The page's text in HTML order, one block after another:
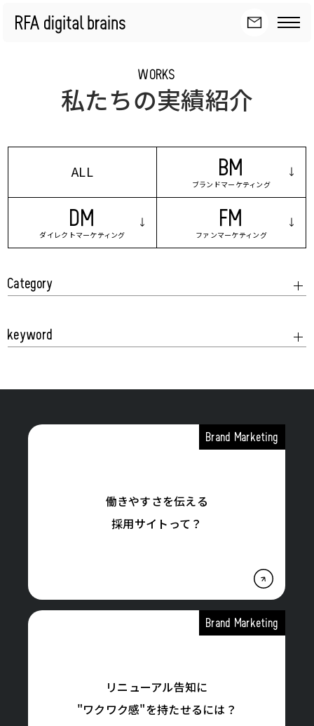
WORKS
私たちの実績紹介
ALL BM
ブランドマーケティング
DM
ダイレクトマーケティング
FM
ファンマーケティング
Category
keyword
Brand Marketing
働きやすさを伝える
採用サイトって？
Brand Marketing
リニューアル告知に
"ワクワク感"を持たせるには？